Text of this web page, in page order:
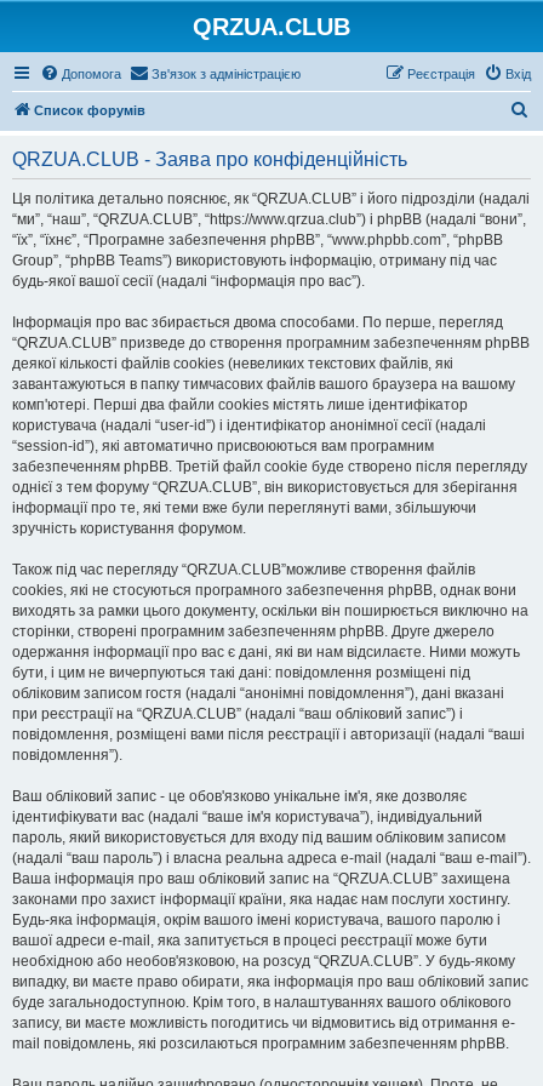
QRZUA.CLUB
Допомога Зв'язок з адміністрацією Вхід
Реєстрація
Список форумів
QRZUA.CLUB - Заява про конфіденційність
Ця політика детально пояснює, як “QRZUA.CLUB” і його підрозділи (надалі
“ми”, “наш”, “QRZUA.CLUB”, “https://www.qrzua.club”) і phpBB (надалі “вони”,
“їх”, “їхнє”, “Програмне забезпечення phpBB”, “www.phpbb.com”, “phpBB
Group”, “phpBB Teams”) використовують інформацію, отриману під час
будь-якої вашої сесії (надалі “інформація про вас”).
Інформація про вас збирається двома способами. По перше, перегляд
“QRZUA.CLUB” призведе до створення програмним забезпеченням phpBB
деякої кількості файлів cookies (невеликих текстових файлів, які
завантажуються в папку тимчасових файлів вашого браузера на вашому
комп'ютері. Перші два файли cookies містять лише ідентифікатор
користувача (надалі “user-id”) і ідентифікатор анонімної сесії (надалі
“session-id”), які автоматично присвоюються вам програмним
забезпеченням phpBB. Третій файл cookie буде створено після перегляду
однієї з тем форуму “QRZUA.CLUB”, він використовується для зберігання
інформації про те, які теми вже були переглянуті вами, збільшуючи
зручність користування форумом.
Також під час перегляду “QRZUA.CLUB”можливе створення файлів
cookies, які не стосуються програмного забезпечення phpBB, однак вони
виходять за рамки цього документу, оскільки він поширюється виключно на
сторінки, створені програмним забезпеченням phpBB. Друге джерело
одержання інформації про вас є дані, які ви нам відсилаєте. Ними можуть
бути, і цим не вичерпуються такі дані: повідомлення розміщені під
обліковим записом гостя (надалі “анонімні повідомлення”), дані вказані
при реєстрації на “QRZUA.CLUB” (надалі “ваш обліковий запис”) і
повідомлення, розміщені вами після реєстрації і авторизації (надалі “ваші
повідомлення”).
Ваш обліковий запис - це обов'язково унікальне ім'я, яке дозволяє
ідентифікувати вас (надалі “ваше ім'я користувача”), індивідуальний
пароль, який використовується для входу під вашим обліковим записом
(надалі “ваш пароль”) і власна реальна адреса e-mail (надалі “ваш e-mail”).
Ваша інформація про ваш обліковий запис на “QRZUA.CLUB” захищена
законами про захист інформації країни, яка надає нам послуги хостингу.
Будь-яка інформація, окрім вашого імені користувача, вашого паролю і
вашої адреси e-mail, яка запитується в процесі реєстрації може бути
необхідною або необов'язковою, на розсуд “QRZUA.CLUB”. У будь-якому
випадку, ви маєте право обирати, яка інформація про ваш обліковий запис
буде загальнодоступною. Крім того, в налаштуваннях вашого облікового
запису, ви маєте можливість погодитись чи відмовитись від отримання e-
mail повідомлень, які розсилаються програмним забезпеченням phpBB.